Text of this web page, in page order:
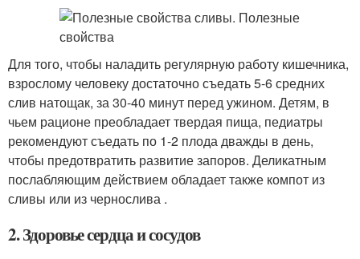
Для того, чтобы наладить регулярную работу кишечника,
взрослому человеку достаточно съедать 5-6 средних
слив натощак, за 30-40 минут перед ужином. Детям, в
чьем рационе преобладает твердая пища, педиатры
рекомендуют съедать по 1-2 плода дважды в день,
чтобы предотвратить развитие запоров. Деликатным
послабляющим действием обладает также компот из
сливы или из чернослива .
2. Здоровье сердца и сосудов